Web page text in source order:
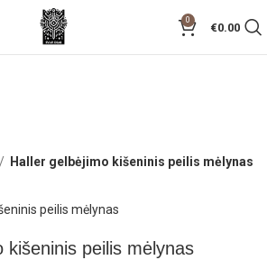
0
€0.00
Haller gelbėjimo kišeninis peilis mėlynas
kišeninis peilis mėlynas